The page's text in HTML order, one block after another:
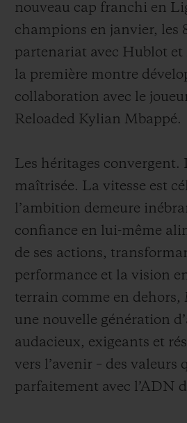
nouveau cap franchi en
champions en janvier, les
partenariat avec Hublot et
la première montre
collaboration avec le
Reloaded Kylian Mbappé.
Les héritages convergent.
maîtrisée. La vitesse est
l’ambition demeure
confiance en lui-même
de ses actions,
performance et la vision
terrain comme en dehors,
une nouvelle génération
audacieux, exigeants et
vers l’avenir – des valeurs
parfaitement avec l’ADN